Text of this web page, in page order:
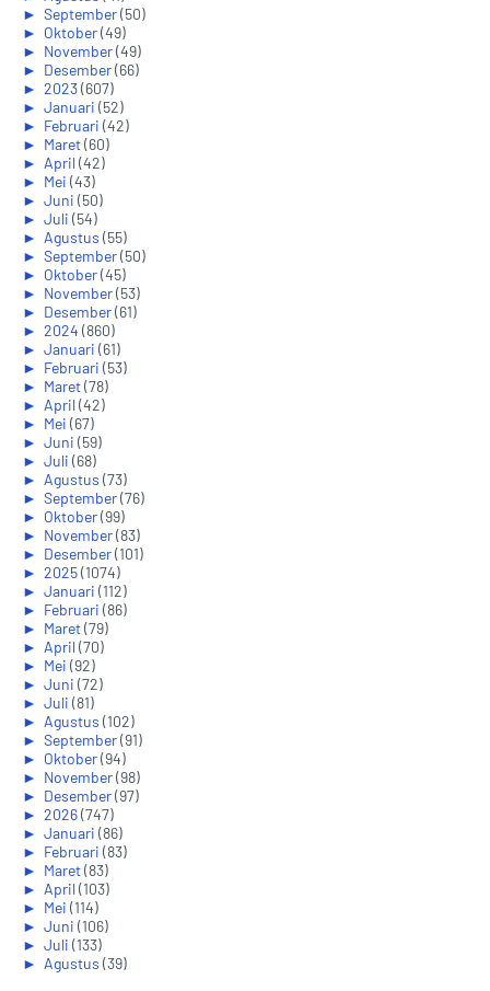
► September(50)
► Oktober(49)
► November(49)
► Desember(66)
► 2023(607)
► Januari (52)
► Februari (42)
► Maret(60)
► April(42)
► Mei (43)
► Juni (50)
► Juli (54)
► Agustus (55)
► September(50)
► Oktober(45)
► November(53)
► Desember(61)
► 2024 (860)
► Januari (61)
► Februari (53)
► Maret(78)
► April(42)
► Mei (67)
► Juni (59)
► Juli (68)
► Agustus (73)
► September(76)
► Oktober(99)
► November(83)
► Desember(101)
► 2025(1074)
► Januari (112)
► Februari (86)
► Maret(79)
► April(70)
► Mei (92)
► Juni (72)
► Juli (81)
► Agustus (102)
► September(91)
► Oktober(94)
► November(98)
► Desember(97)
► 2026(747)
► Januari (86)
► Februari (83)
► Maret(83)
► April(103)
► Mei (114)
► Juni (106)
► Juli (133)
► Agustus (39)